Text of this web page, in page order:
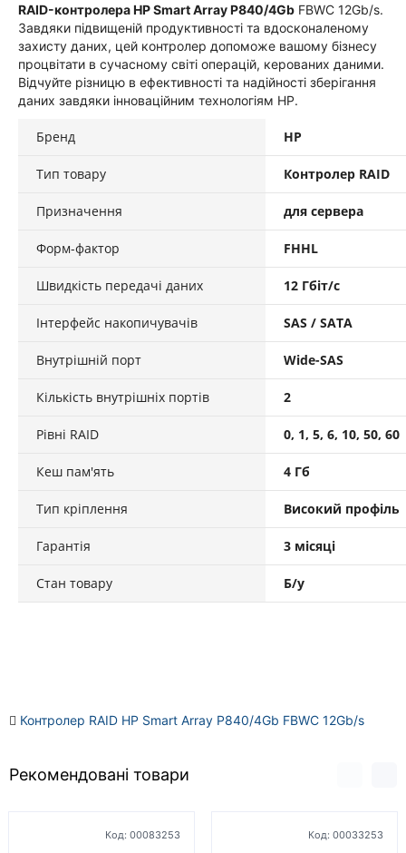
RAID-контролера HP Smart Array P840/4Gb FBWC 12Gb/s.
Завдяки підвищеній продуктивності та вдосконаленому
захисту даних, цей контролер допоможе вашому бізнесу
процвітати в сучасному світі операцій, керованих даними.
Відчуйте різницю в ефективності та надійності зберігання
даних завдяки інноваційним технологіям HP.
Бренд HP
Тип товару Контролер RAID
Призначення для сервера
Форм-фактор FHHL
Швидкість передачі даних 12 Гбіт/с
Інтерфейс накопичувачів SAS / SATA
Внутрішній порт Wide-SAS
Кількість внутрішніх портів 2
Рівні RAID 0, 1, 5, 6, 10, 50, 60
Кеш пам'ять 4 Гб
Тип кріплення Високий профіль
Гарантія 3 місяці
Стан товару Б/у
Контролер RAID HP Smart Array P840/4Gb FBWC 12Gb/s
Рекомендовані товари
Код: 00083253 Код: 00033253